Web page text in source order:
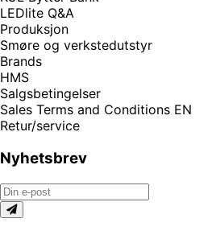
LEDlite Q&A
Produksjon
Smøre og verkstedutstyr
Brands
HMS
Salgsbetingelser
Sales Terms and Conditions EN
Retur/service
Nyhetsbrev